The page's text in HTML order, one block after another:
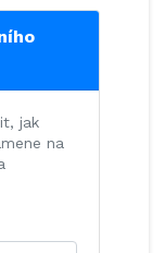
jak
na